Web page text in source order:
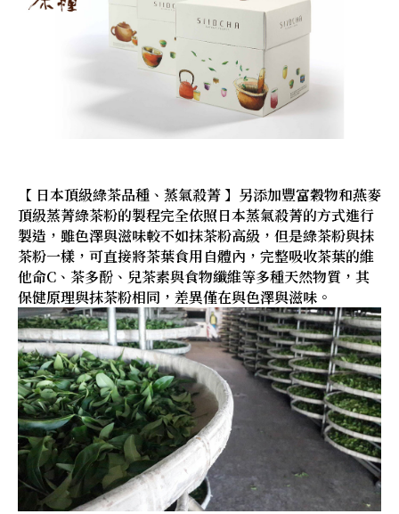
【 日本頂級綠茶品種、蒸氣殺菁 】另添加豐富穀物和燕麥
頂級蒸菁綠茶粉的製程完全依照日本蒸氣殺菁的方式進行
製造，雖色澤與滋味較不如抹茶粉高級，但是綠茶粉與抹
茶粉一樣，可直接將茶葉食用自體內，完整吸收茶葉的維
他命C、茶多酚、兒茶素與食物纖維等多種天然物質，其
保健原理與抹茶粉相同，差異僅在與色澤與滋味。